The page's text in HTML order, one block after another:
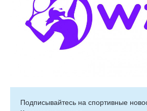
Подписывайтесь на cпортивные